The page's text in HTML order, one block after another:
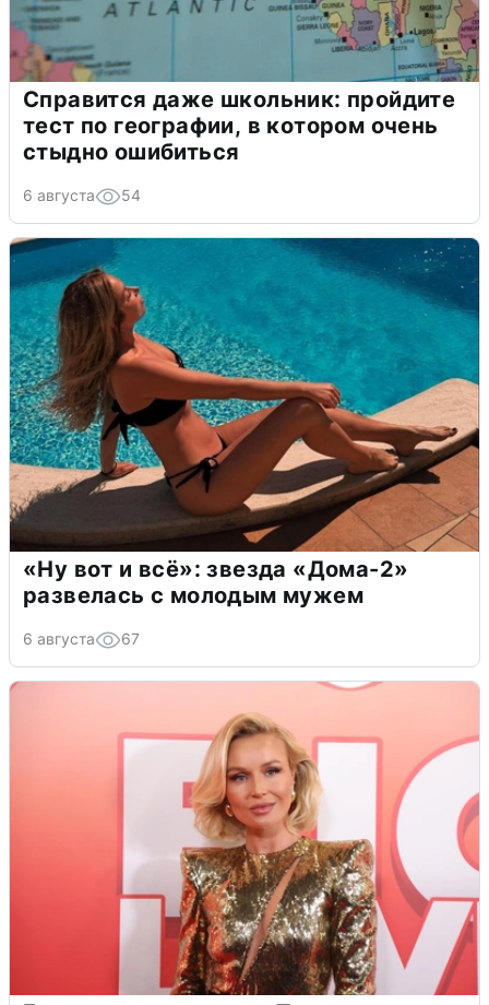
Справится даже школьник: пройдите
тест по географии, в котором очень
стыдно ошибиться
6 августа 54
«Ну вот и всё»: звезда «Дома-2»
развелась с молодым мужем
6 августа 67